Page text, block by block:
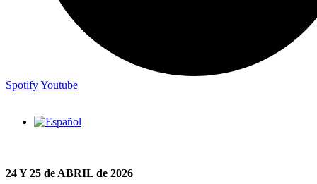
SpotifyYoutube
24 Y 25 de ABRIL de 2026